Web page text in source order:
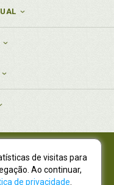
0001-19
0001-80
de visitas para
Ao continuar,
de privacidade